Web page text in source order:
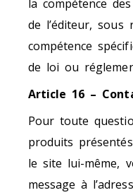
la compétence
de l’éditeur, sous
compétence
de loi ou
Article 16 –
Pour toute
produits
le site lui-même,
message à